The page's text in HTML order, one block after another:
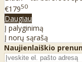
€17950
Daugiau
Į palyginimą
Į norų sąrašą
Naujienlaiškio